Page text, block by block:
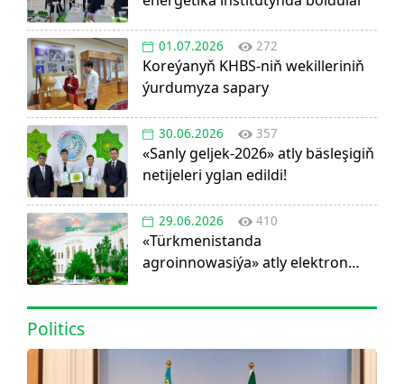
01.07.2026 272
Koreýanyň KHBS-niň wekilleriniň
ýurdumyza sapary
30.06.2026 357
«Sanly geljek-2026» atly bäsleşigiň
netijeleri yglan edildi!
29.06.2026 410
«Türkmenistanda
agroinnowasiýa» atly elektron
Politics